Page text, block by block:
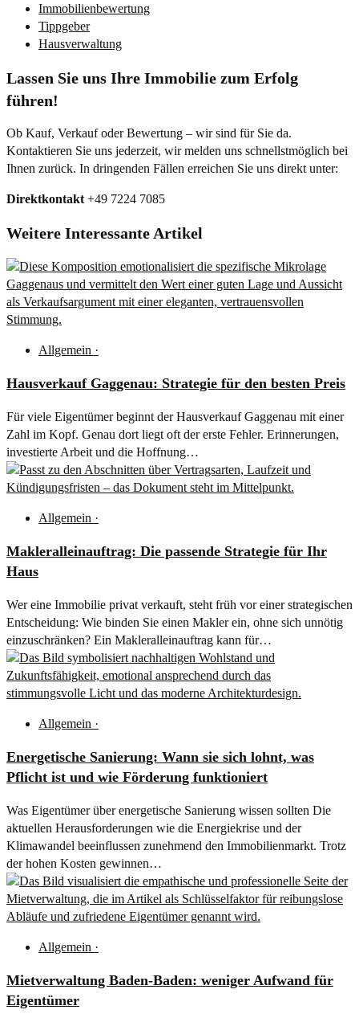
Immobilienbewertung
Tippgeber
Hausverwaltung
Lassen Sie uns Ihre Immobilie zum Erfolg
führen!
Ob Kauf, Verkauf oder Bewertung – wir sind für Sie da.
Kontaktieren Sie uns jederzeit, wir melden uns schnellstmöglich bei
Ihnen zurück. In dringenden Fällen erreichen Sie uns direkt unter:
Direktkontakt +49 7224 7085
Weitere Interessante Artikel
Allgemein ·
Hausverkauf Gaggenau: Strategie für den besten Preis
Für viele Eigentümer beginnt der Hausverkauf Gaggenau mit einer
Zahl im Kopf. Genau dort liegt oft der erste Fehler. Erinnerungen,
investierte Arbeit und die Hoffnung…
Allgemein ·
Makleralleinauftrag: Die passende Strategie für Ihr
Haus
Wer eine Immobilie privat verkauft, steht früh vor einer strategischen
Entscheidung: Wie binden Sie einen Makler ein, ohne sich unnötig
einzuschränken? Ein Makleralleinauftrag kann für…
Allgemein ·
Energetische Sanierung: Wann sie sich lohnt, was
Pflicht ist und wie Förderung funktioniert
Was Eigentümer über energetische Sanierung wissen sollten Die
aktuellen Herausforderungen wie die Energiekrise und der
Klimawandel beeinflussen zunehmend den Immobilienmarkt. Trotz
der hohen Kosten gewinnen…
Allgemein ·
Mietverwaltung Baden-Baden: weniger Aufwand für
Eigentümer